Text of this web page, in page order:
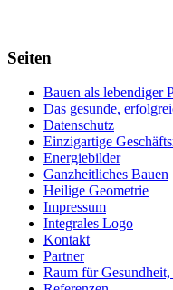
Seiten
Bauen als lebendiger
Das gesunde,
Datenschutz
Einzigartige
Energiebilder
Ganzheitliches Bauen
Heilige Geometrie
Impressum
Integrales Logo
Kontakt
Partner
Raum für